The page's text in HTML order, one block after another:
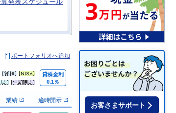
ポートフォリオへ追加
貸株金利
0.1％
業績 適時開示
お客さまサポート